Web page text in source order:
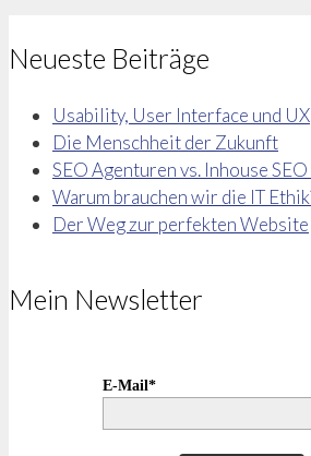
Neueste Beiträge
Usability, User Interface und UX
Die Menschheit der Zukunft
SEO Agenturen vs. Inhouse
Warum brauchen wir die IT
Der Weg zur perfekten Website
Mein Newsletter
E-Mail*